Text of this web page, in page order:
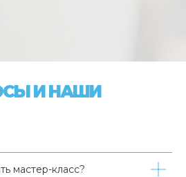
И НАШИ
мастер-класс?